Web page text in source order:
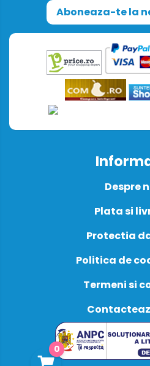
0
Aboneaza-te la
Despre
Plata si
Protectia
Politica de
Termeni si